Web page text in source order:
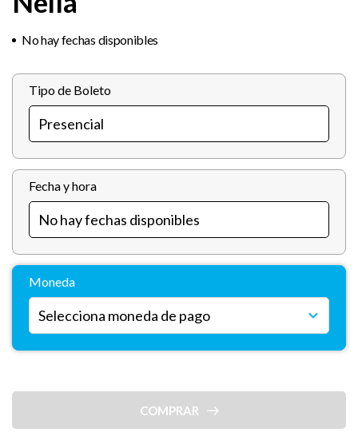
No hay fechas disponibles
Tipo de Boleto
Fecha y hora
Moneda
COMPRAR